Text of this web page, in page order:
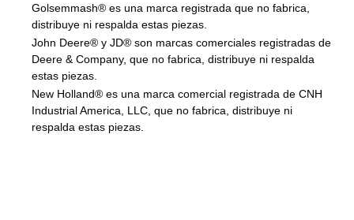
Golsemmash® es una marca registrada que no fabrica,
distribuye ni respalda estas piezas.
John Deere® y JD® son marcas comerciales registradas de
Deere & Company, que no fabrica, distribuye ni respalda
estas piezas.
New Holland® es una marca comercial registrada de CNH
Industrial America, LLC, que no fabrica, distribuye ni
respalda estas piezas.